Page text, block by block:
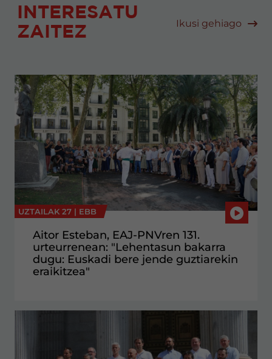
INTERESATU
ZAITEZ
Ikusi gehiago
UZTAILAK 27 | EBB
Aitor Esteban, EAJ-PNVren 131.
urteurrenean: "Lehentasun bakarra
dugu: Euskadi bere jende guztiarekin
eraikitzea"